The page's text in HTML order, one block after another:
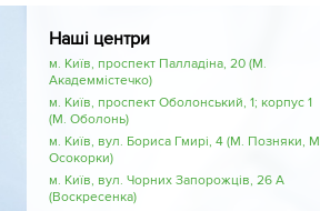
Наші центри
м. Київ, проспект Палладіна, 20 (М.
Академмістечко)
м. Київ, проспект Оболонський, 1; корпус 1
(М. Оболонь)
м. Київ, вул. Бориса Гмирі, 4 (М. Позняки,
Осокорки)
м. Київ, вул. Чорних Запорожців, 26 А
(Воскресенка)